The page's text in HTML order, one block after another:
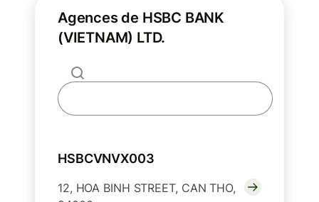
Agences de HSBC BANK
(VIETNAM) LTD.
HSBCVNVX003
12, HOA BINH STREET, CAN THO,